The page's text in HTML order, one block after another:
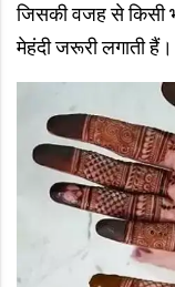
जिसकी वजह से किसी
मेहंदी जरूरी लगाती हैं।